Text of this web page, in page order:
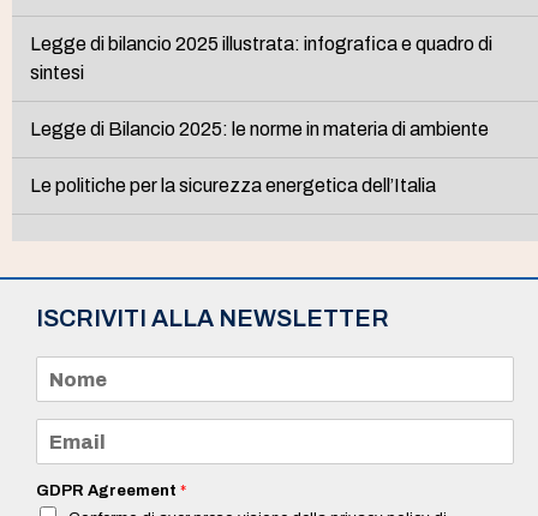
Legge di bilancio 2025 illustrata: infografica e quadro di
sintesi
Legge di Bilancio 2025: le norme in materia di ambiente
Le politiche per la sicurezza energetica dell’Italia
ISCRIVITI ALLA NEWSLETTER
m
e
a
iGDPR Agreement *